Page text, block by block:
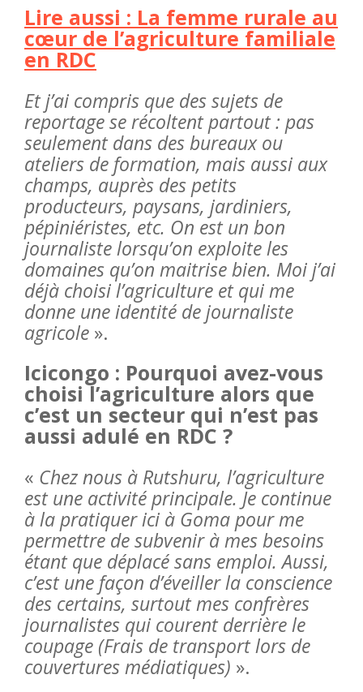
Lire aussi : La femme rurale au
cœur de l’agriculture familiale
en RDC
Et j’ai compris que des sujets de
reportage se récoltent partout : pas
seulement dans des bureaux ou
ateliers de formation, mais aussi aux
champs, auprès des petits
producteurs, paysans, jardiniers,
pépiniéristes, etc. On est un bon
journaliste lorsqu’on exploite les
domaines qu’on maitrise bien. Moi j’ai
déjà choisi l’agriculture et qui me
donne une identité de journaliste
agricole ».
Icicongo : Pourquoi avez-vous
choisi l’agriculture alors que
c’est un secteur qui n’est pas
aussi adulé en RDC ?
« Chez nous à Rutshuru, l’agriculture
est une activité principale. Je continue
à la pratiquer ici à Goma pour me
permettre de subvenir à mes besoins
étant que déplacé sans emploi. Aussi,
c’est une façon d’éveiller la conscience
des certains, surtout mes confrères
journalistes qui courent derrière le
coupage (Frais de transport lors de
couvertures médiatiques) ».